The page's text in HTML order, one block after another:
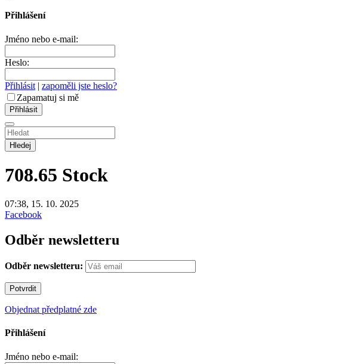
Přihlášení
Jméno nebo e-mail:
Heslo:
Přihlásit | zapoměli jste heslo?
Zapamatuj si mě
Hledej
708.65 Stock
07:38, 15. 10. 2025
Facebook
Odběr newsletteru
Odběr newsletteru:
Objednat předplatné zde
Přihlášení
Jméno nebo e-mail: